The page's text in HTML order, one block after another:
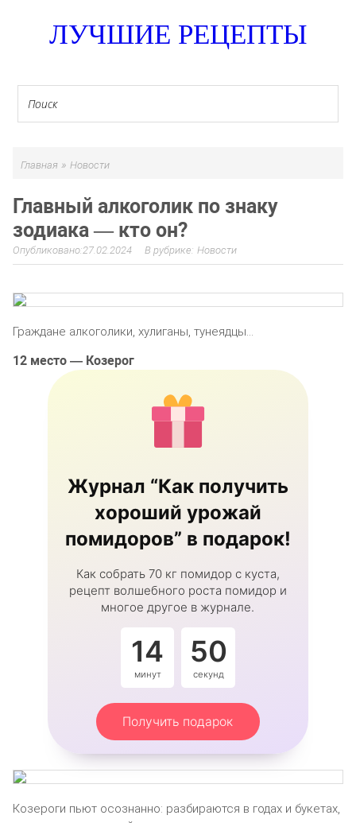
ЛУЧШИЕ РЕЦЕПТЫ
Главная » Новости
Главный алкоголик по знаку
зодиака — кто он?
27.02.2024 Новости
Граждане алкоголики, хулиганы, тунеядцы…
12 место — Козерог
Журнал “Как получить
хороший урожай
помидоров” в подарок!
Как собрать 70 кг помидор с куста,
рецепт волшебного роста помидор и
многое другое в журнале.
14
минут
50
секунд
Получить подарок
Козероги пьют осознанно: разбираются в годах и букетах,